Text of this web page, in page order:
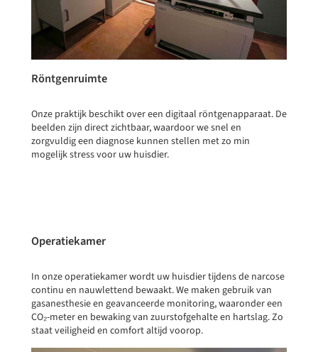
Röntgenruimte
Onze praktijk beschikt over een digitaal röntgenapparaat. De
beelden zijn direct zichtbaar, waardoor we snel en
zorgvuldig een diagnose kunnen stellen met zo min
mogelijk stress voor uw huisdier.
Operatiekamer
In onze operatiekamer wordt uw huisdier tijdens de narcose
continu en nauwlettend bewaakt. We maken gebruik van
gasanesthesie en geavanceerde monitoring, waaronder een
CO₂-meter en bewaking van zuurstofgehalte en hartslag. Zo
staat veiligheid en comfort altijd voorop.